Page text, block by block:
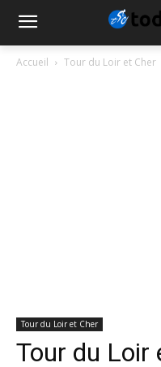
Accueil Tour du Loir et Cher
Tour du Loir et Cher
Tour du Loir